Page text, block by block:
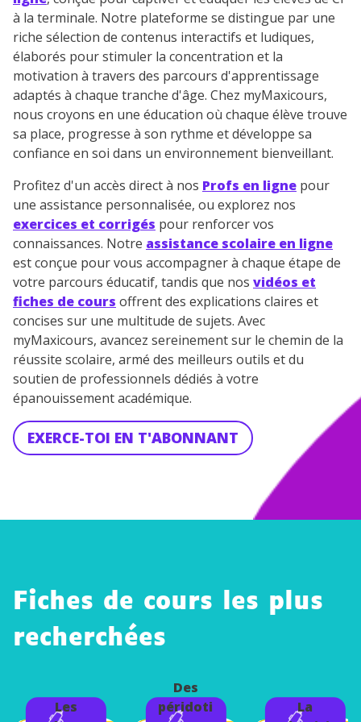
à la terminale. Notre plateforme se distingue par une
riche sélection de contenus interactifs et ludiques,
élaborés pour stimuler la concentration et la
motivation à travers des parcours d'apprentissage
adaptés à chaque tranche d'âge. Chez myMaxicours,
nous croyons en une éducation où chaque élève trouve
sa place, progresse à son rythme et développe sa
confiance en soi dans un environnement bienveillant.
Profitez d'un accès direct à nos Profs en ligne pour
une assistance personnalisée, ou explorez nos
exercices et corrigés pour renforcer vos
connaissances. Notre assistance scolaire en ligne
est conçue pour vous accompagner à chaque étape de
votre parcours éducatif, tandis que nos vidéos et
fiches de cours offrent des explications claires et
concises sur une multitude de sujets. Avec
myMaxicours, avancez sereinement sur le chemin de la
réussite scolaire, armé des meilleurs outils et du
soutien de professionnels dédiés à votre
épanouissement académique.
EXERCE-TOI EN T'ABONNANT
Fiches de cours les plus
recherchées
Les
Des
péridoti
La